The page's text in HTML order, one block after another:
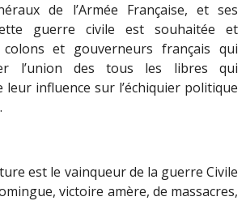
de l’Armée Française, et ses
guerre civile est souhaitée et
et gouverneurs français qui
l’union des tous les libres qui
influence sur l’échiquier politique
est le vainqueur de la guerre Civile
victoire amère, de massacres,